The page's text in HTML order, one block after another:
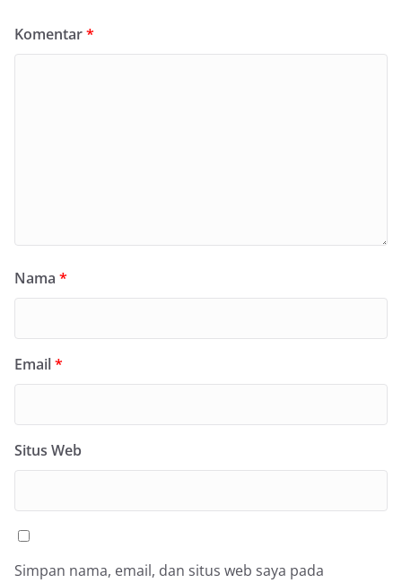
Komentar*
Nama *
Email*
Situs Web
Simpan nama, email, dan situs web saya pada